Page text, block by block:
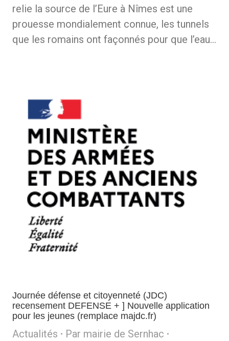
relie la source de l’Eure à Nîmes est une
prouesse mondialement connue, les tunnels
que les romains ont façonnés pour que l’eau…
Journée défense et citoyenneté (JDC)
recensement DEFENSE + ] Nouvelle application
pour les jeunes (remplace majdc.fr)
Actualités Par mairie de Sernhac